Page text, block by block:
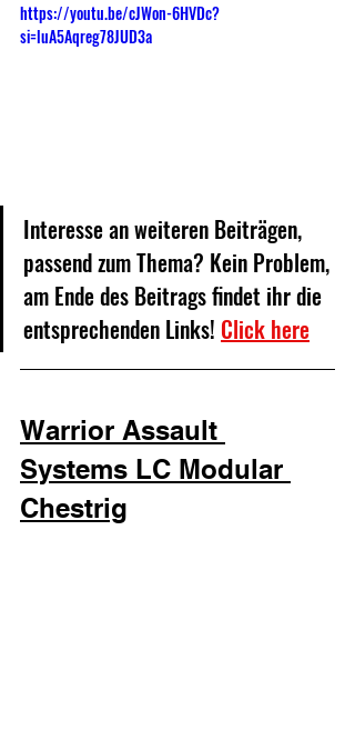
https://youtu.be/cJWon-6HVDc?
si=luA5Aqreg78JUD3a
Interesse an weiteren Beiträgen,
passend zum Thema? Kein Problem,
am Ende des Beitrags findet ihr die
entsprechenden Links! Click here
Warrior Assault
Systems LC Modular
Chestrig